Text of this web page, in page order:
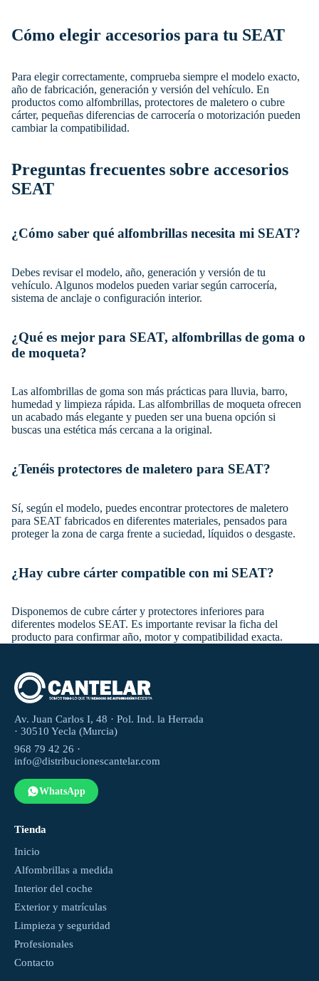
Cómo elegir accesorios para tu SEAT
Para elegir correctamente, comprueba siempre el modelo exacto,
año de fabricación, generación y versión del vehículo. En
productos como alfombrillas, protectores de maletero o cubre
cárter, pequeñas diferencias de carrocería o motorización pueden
cambiar la compatibilidad.
Preguntas frecuentes sobre accesorios
SEAT
¿Cómo saber qué alfombrillas necesita mi SEAT?
Debes revisar el modelo, año, generación y versión de tu
vehículo. Algunos modelos pueden variar según carrocería,
sistema de anclaje o configuración interior.
¿Qué es mejor para SEAT, alfombrillas de goma o
de moqueta?
Las alfombrillas de goma son más prácticas para lluvia, barro,
humedad y limpieza rápida. Las alfombrillas de moqueta ofrecen
un acabado más elegante y pueden ser una buena opción si
buscas una estética más cercana a la original.
¿Tenéis protectores de maletero para SEAT?
Sí, según el modelo, puedes encontrar protectores de maletero
para SEAT fabricados en diferentes materiales, pensados para
proteger la zona de carga frente a suciedad, líquidos o desgaste.
¿Hay cubre cárter compatible con mi SEAT?
Disponemos de cubre cárter y protectores inferiores para
diferentes modelos SEAT. Es importante revisar la ficha del
producto para confirmar año, motor y compatibilidad exacta.
Av. Juan Carlos I, 48 · Pol. Ind. la Herrada
· 30510 Yecla (Murcia)
968 79 42 26 ·
info@distribucionescantelar.com
WhatsApp
Tienda
Inicio
Alfombrillas a medida
Interior del coche
Exterior y matrículas
Limpieza y seguridad
Profesionales
Contacto